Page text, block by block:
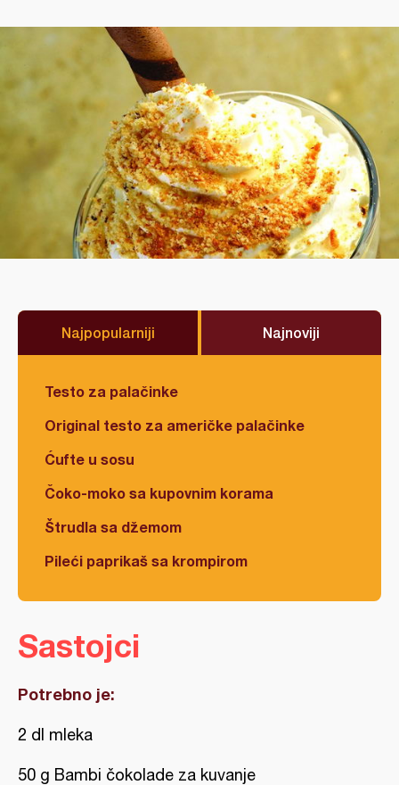
Najpopularniji Najnoviji
Testo za palačinke
Original testo za američke palačinke
Ćufte u sosu
Čoko-moko sa kupovnim korama
Štrudla sa džemom
Pileći paprikaš sa krompirom
Sastojci
Potrebno je:
2 dl mleka
50 g Bambi čokolade za kuvanje